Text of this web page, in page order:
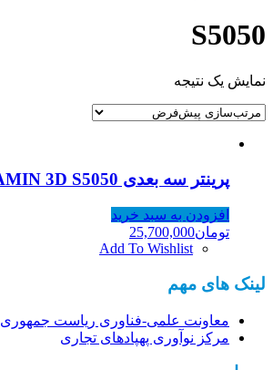
S5050
نمایش یک نتیجه
پرینتر سه بعدی SAMIN 3D S5050
افزودن به سبد خرید
تومان25,700,000
Add To Wishlist
لینک های مهم
معاونت علمی-فناوری ریاست جمهوری
مرکز نوآوری پهپادهای تجاری